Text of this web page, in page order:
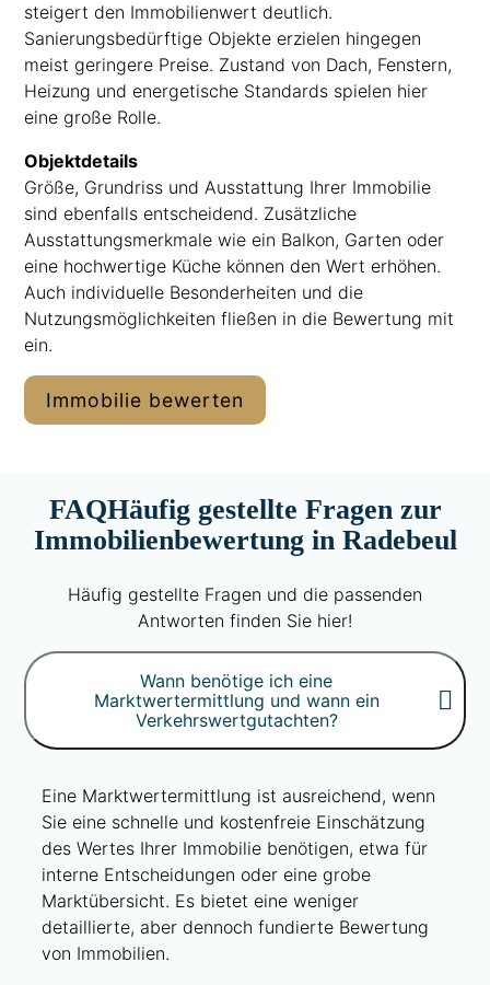
steigert den Immobilienwert deutlich.
Sanierungsbedürftige Objekte erzielen hingegen
meist geringere Preise. Zustand von Dach, Fenstern,
Heizung und energetische Standards spielen hier
eine große Rolle.
Objektdetails
Größe, Grundriss und Ausstattung Ihrer Immobilie
sind ebenfalls entscheidend. Zusätzliche
Ausstattungsmerkmale wie ein Balkon, Garten oder
eine hochwertige Küche können den Wert erhöhen.
Auch individuelle Besonderheiten und die
Nutzungsmöglichkeiten fließen in die Bewertung mit
ein.
Immobilie bewerten
FAQHäufig gestellte Fragen zur
Immobilienbewertung in Radebeul
Häufig gestellte Fragen und die passenden
Antworten finden Sie hier!
Wann benötige ich eine
Marktwertermittlung und wann ein
Verkehrswertgutachten?
Eine Marktwertermittlung ist ausreichend, wenn
Sie eine schnelle und kostenfreie Einschätzung
des Wertes Ihrer Immobilie benötigen, etwa für
interne Entscheidungen oder eine grobe
Marktübersicht. Es bietet eine weniger
detaillierte, aber dennoch fundierte Bewertung
von Immobilien.